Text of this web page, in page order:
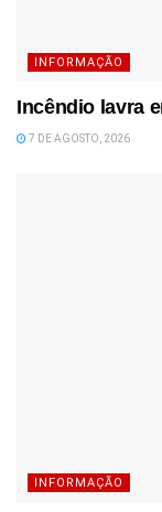
INFORMAÇÃO
Incêndio lavra
7 DE AGOSTO, 2026
INFORMAÇÃO